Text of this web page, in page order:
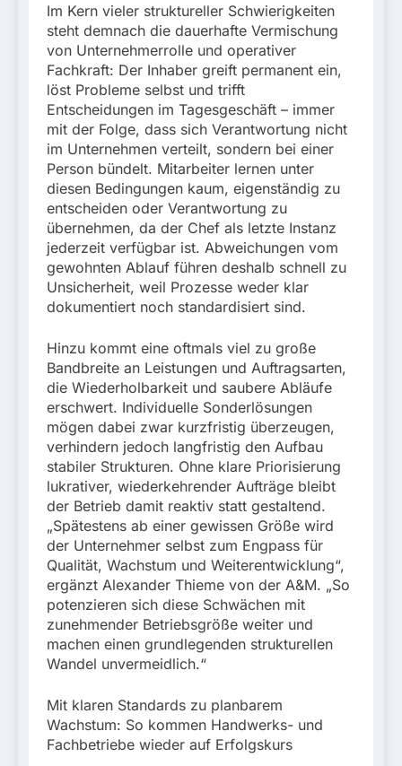
Im Kern vieler struktureller Schwierigkeiten
steht demnach die dauerhafte Vermischung
von Unternehmerrolle und operativer
Fachkraft: Der Inhaber greift permanent ein,
löst Probleme selbst und trifft
Entscheidungen im Tagesgeschäft – immer
mit der Folge, dass sich Verantwortung nicht
im Unternehmen verteilt, sondern bei einer
Person bündelt. Mitarbeiter lernen unter
diesen Bedingungen kaum, eigenständig zu
entscheiden oder Verantwortung zu
übernehmen, da der Chef als letzte Instanz
jederzeit verfügbar ist. Abweichungen vom
gewohnten Ablauf führen deshalb schnell zu
Unsicherheit, weil Prozesse weder klar
dokumentiert noch standardisiert sind.
Hinzu kommt eine oftmals viel zu große
Bandbreite an Leistungen und Auftragsarten,
die Wiederholbarkeit und saubere Abläufe
erschwert. Individuelle Sonderlösungen
mögen dabei zwar kurzfristig überzeugen,
verhindern jedoch langfristig den Aufbau
stabiler Strukturen. Ohne klare Priorisierung
lukrativer, wiederkehrender Aufträge bleibt
der Betrieb damit reaktiv statt gestaltend.
„Spätestens ab einer gewissen Größe wird
der Unternehmer selbst zum Engpass für
Qualität, Wachstum und Weiterentwicklung“,
ergänzt Alexander Thieme von der A&M. „So
potenzieren sich diese Schwächen mit
zunehmender Betriebsgröße weiter und
machen einen grundlegenden strukturellen
Wandel unvermeidlich.“
Mit klaren Standards zu planbarem
Wachstum: So kommen Handwerks- und
Fachbetriebe wieder auf Erfolgskurs